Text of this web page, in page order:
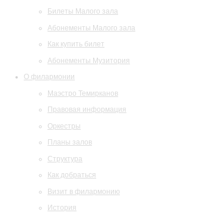
Билеты Малого зала
Абонементы Малого зала
Как купить билет
Абонементы Музитория
О филармонии
Маэстро Темирканов
Правовая информация
Оркестры
Планы залов
Структура
Как добраться
Визит в филармонию
История